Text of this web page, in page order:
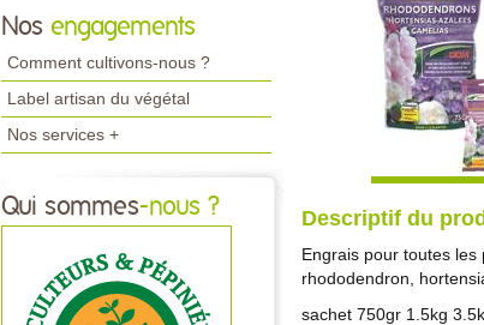
Nos engagements
Comment cultivons-nous ?
Label artisan du végétal
Nos services +
Qui sommes-nous ? Descriptif du
Engrais pour toutes les
rhododendron,
sachet 750gr 1.5kg